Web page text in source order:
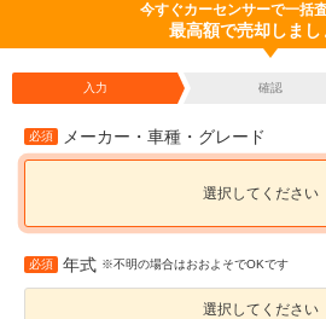
今すぐカーセンサーで一括
最高額で売却しまし
入力 確認
必須 メーカー・車種・グレード
選択してください
必須 年式 ※不明の場合はおおよそでOKです
選択してください